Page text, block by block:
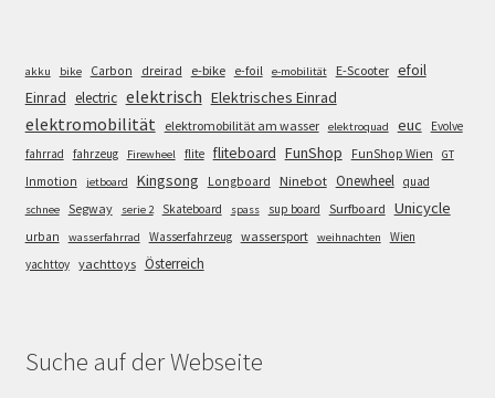
akku bike Carbon dreirad e-bike e-foil e-mobilität E-Scooter efoil
Einrad electric elektrisch Elektrisches Einrad
elektromobilität elektromobilität am wasser elektroquad euc
Evolve
fahrrad
fahrzeug Firewheel flite fliteboard FunShop FunShop Wien GT
Inmotion jetboard Kingsong Longboard Ninebot Onewheel quad
schnee Segway serie 2 Skateboard spass sup board Surfboard Unicycle
urban wasserfahrrad Wasserfahrzeug wassersport weihnachten
Wien
yachttoy yachttoys Österreich
Suche auf der Webseite